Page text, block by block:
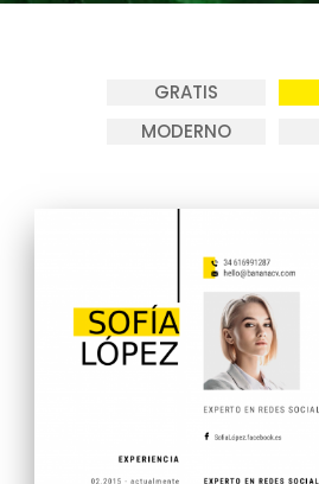
GRATIS
MODERNO